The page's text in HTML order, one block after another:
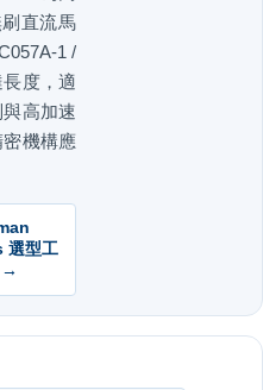
直流馬
1 /
長度，適
高加速
機構應
選型工
→